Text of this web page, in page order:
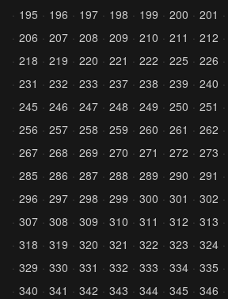
195
196 197 198 199 200 201
206
207 208 209 210 211 212
218
219 220 221 222 225 226
231
232 233 237 238 239 240
245
246 247 248 249 250 251
256
257 258 259 260 261 262
267
268 269 270 271 272 273
285
286 287 288 289 290 291
296
297 298 299 300 301 302
307
308 309 310 311 312 313
318
319 320 321 322 323 324
329
330 331 332 333 334 335
340
341 342 343 344 345 346